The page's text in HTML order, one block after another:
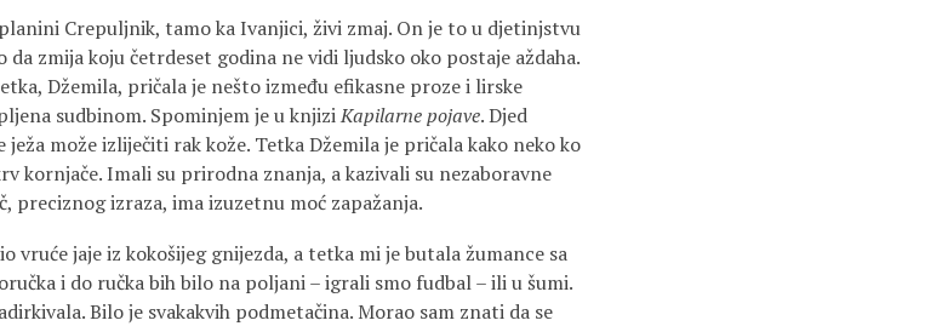
Crepuljnik, tamo ka Ivanjici, živi zmaj. On je to u djetinjstvu
da zmija koju četrdeset godina ne vidi ljudsko oko postaje aždaha.
Džemila, pričala je nešto između efikasne proze i lirske
sudbinom. Spominjem je u knjiziKapilarne pojave. Djed
može izliječiti rak kože. Tetka Džemila je pričala kako neko ko
kornjače. Imali su prirodna znanja, a kazivali su nezaboravne
preciznog izraza, ima izuzetnu moć zapažanja.
vruće jaje iz kokošijeg gnijezda, a tetka mi je butala žumance sa
i do ručka bih bilo na poljani – igrali smo fudbal – ili u šumi.
Bilo je svakakvih podmetačina. Morao sam znati da se